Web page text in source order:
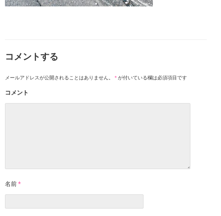
コメントする
メールアドレスが公開されることはありません。 *が付いている欄は必須項目です
コメント
名前 *